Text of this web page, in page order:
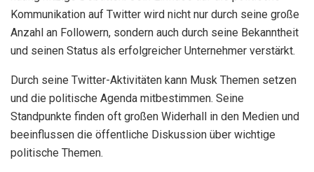
Kommunikation auf Twitter wird nicht nur durch seine große
Anzahl an Followern, sondern auch durch seine Bekanntheit
und seinen Status als erfolgreicher Unternehmer verstärkt.
Durch seine Twitter-Aktivitäten kann Musk Themen setzen
und die politische Agenda mitbestimmen. Seine
Standpunkte finden oft großen Widerhall in den Medien und
beeinflussen die öffentliche Diskussion über wichtige
politische Themen.